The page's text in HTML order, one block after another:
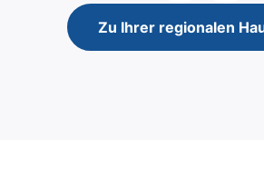
Zu Ihrer regionalen